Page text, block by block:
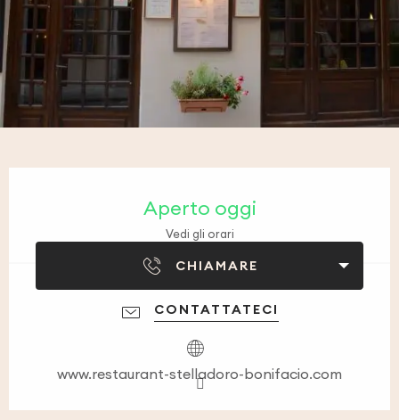
Aperto oggi
Vedi gli orari
CHIAMARE
CONTATTATECI
www.restaurant-stelladoro-bonifacio.com